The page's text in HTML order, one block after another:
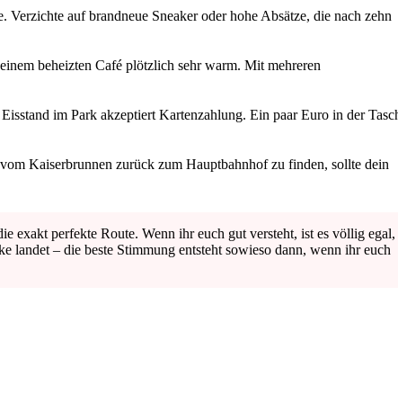
auf brandneue Sneaker oder hohe Absätze, die nach zehn
beheizten Café plötzlich sehr warm. Mit mehreren
im Park akzeptiert Kartenzahlung. Ein paar Euro in der
Kaiserbrunnen zurück zum Hauptbahnhof zu finden, sollte dein
exakt perfekte Route. Wenn ihr euch gut versteht, ist es völlig
landet – die beste Stimmung entsteht sowieso dann, wenn ihr euch